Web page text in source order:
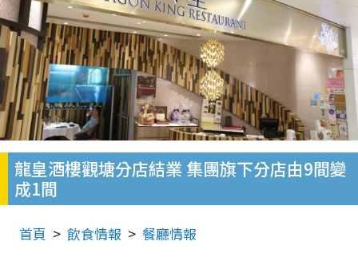
龍皇酒樓觀塘分店結業 集團旗下分店由9間變
成1間
首頁 飲食情報 餐廳情報